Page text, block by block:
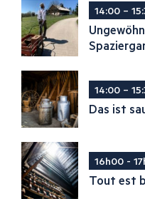
14:00 –
14:00 –
Das ist
16h00 -
Tout est